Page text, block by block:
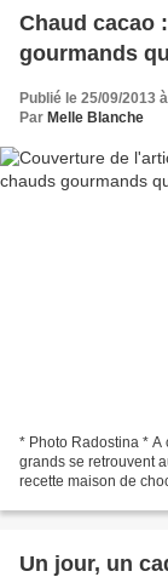
Chaud cacao
gourmands
Publié le 25/09/2013
Par Melle Blanche
* Photo Radostina * A
grands se retrouvent
recette maison de
Un jour, un